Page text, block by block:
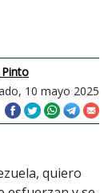
10 mayo 2025
quiero